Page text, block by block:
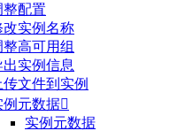
整配置
改实例名称
整高可用组
出实例信息
传文件到实例
例元数据
实例元数据